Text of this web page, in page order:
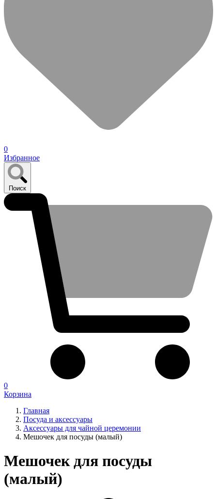
0
Избранное
Поиск
0
Корзина
Главная
Посуда и аксессуары
Аксессуары для чайной церемонии
Мешочек для посуды (малый)
Мешочек для посуды
(малый)